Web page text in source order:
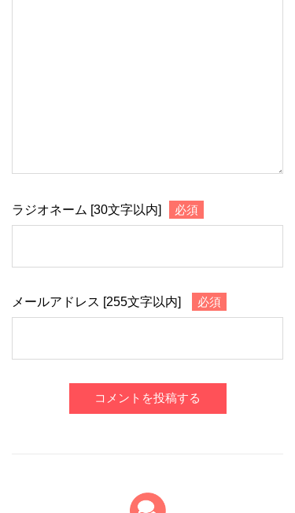
ラジオネーム [30文字以内] 必須
メールアドレス [255文字以内] 必須
コメントを投稿する